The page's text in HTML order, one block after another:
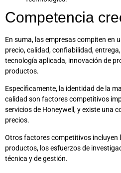
Competencia
En suma, las empresas compiten en
precio, calidad, confiabilidad,
tecnología aplicada, innovación de
productos.
Específicamente, la identidad de la
calidad son factores competitivos
servicios de Honeywell, y existe una
precios.
Otros factores competitivos incluyen
productos, los esfuerzos de
técnica y de gestión.